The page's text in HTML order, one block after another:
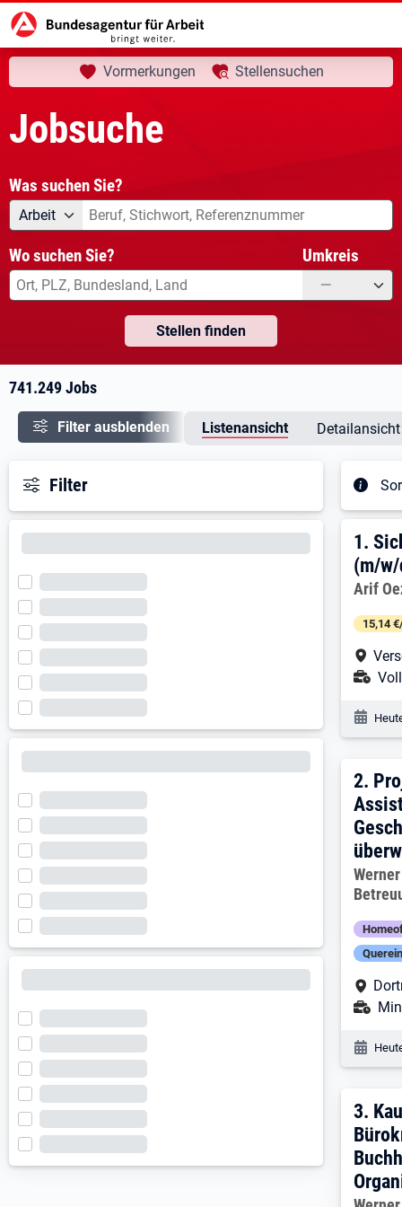
Startseite Jobsuche aktuelle Seite:
Ihre Suche
Vormerkungen Stellensuchen
Jobsuche
Was suchen Sie?
Angebotsart
Arbeit Was suchen Sie?
Wo suchen Sie? Umkreis
—
Stellen finden
741.249 Jobs
Filter ausblenden Listenansicht Detailansicht
Filter
1.
1.
(m/
Arif
15,14
2.
2.
3.
3.